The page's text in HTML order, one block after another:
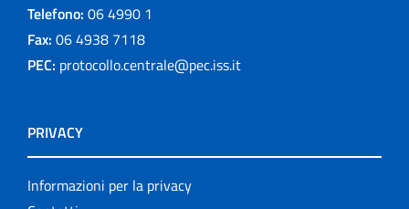
Telefono: 06 4990 1
Fax: 06 4938 7118
PEC: protocollo.centrale@pec.iss.it
PRIVACY
Informazioni per la privacy